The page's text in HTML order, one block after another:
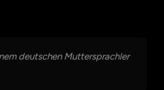
deutschen Muttersprachler